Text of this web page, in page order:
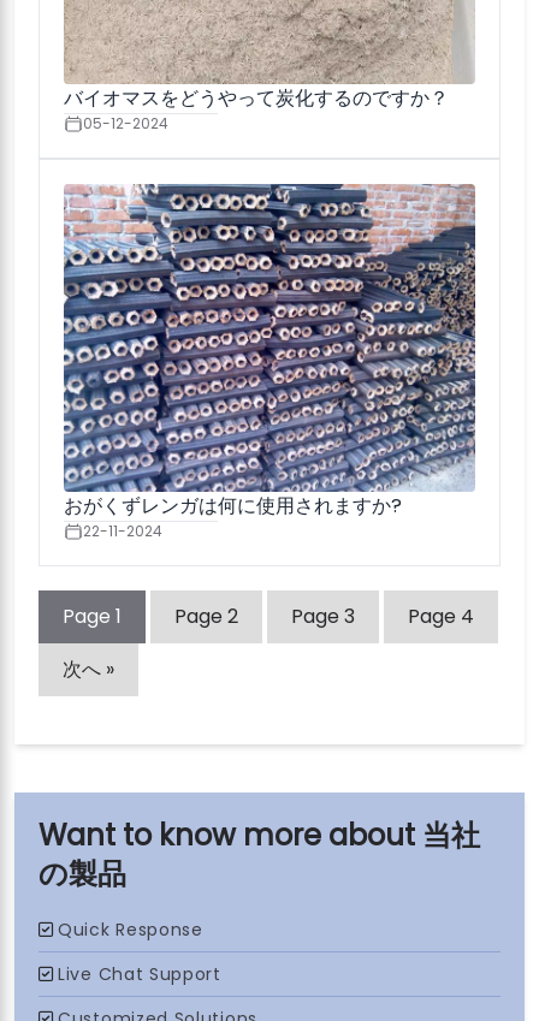
当社
の製品
バイオマスをどうやって炭化するのですか？
05-12-2024
おがくずレンガは何に使用されますか?
22-11-2024
Page 1 Page 2 Page 3 Page 4
次へ »